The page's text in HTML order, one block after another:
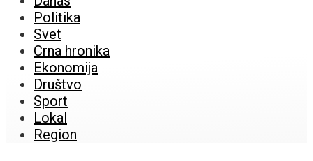
Politika
Svet
Crna hronika
Ekonomija
Društvo
Sport
Lokal
Region